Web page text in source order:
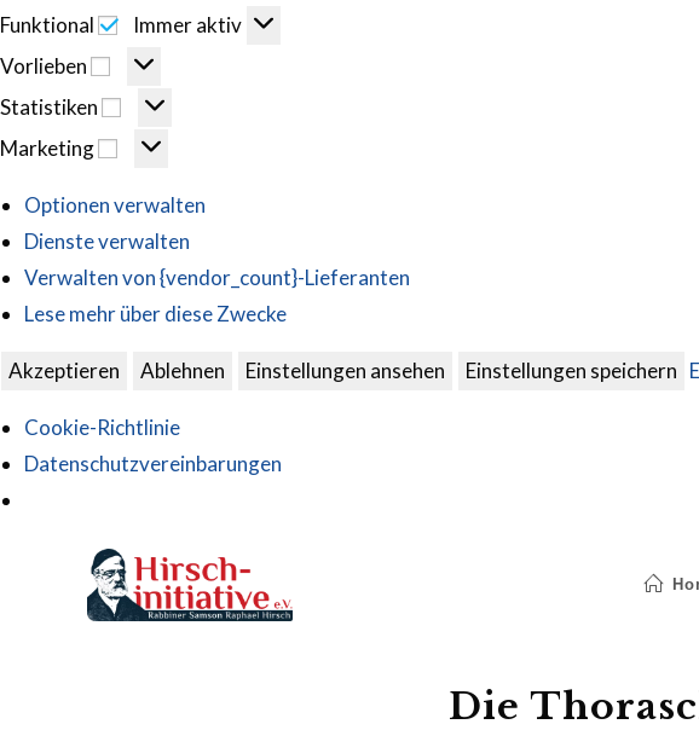
Funktional
Immer aktiv
Vorlieben
Statistiken
Marketing
Optionen verwalten
Dienste verwalten
Verwalten von {vendor_count}-Lieferanten
Lese mehr über diese Zwecke
Akzeptieren Ablehnen Einstellungen ansehen Einstellungen speichern
Cookie-Richtlinie
Datenschutzvereinbarungen
Die